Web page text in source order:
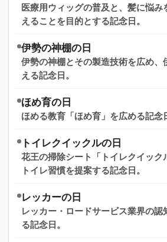
医療用ウィッグの普及と、髪に悩み
えることを目的とする記念日。
伊勢の神棚の日
伊勢の神棚とその製造技術を広め、
える記念日。
ほめ育の日
ほめる教育「ほめ育」を広める記念
トイレクイックルの日
花王の掃除シート「トイレクイック
トイレ習慣を提案する記念日。
レッカーの日
レッカー・ロードサービス業界の認
る記念日。